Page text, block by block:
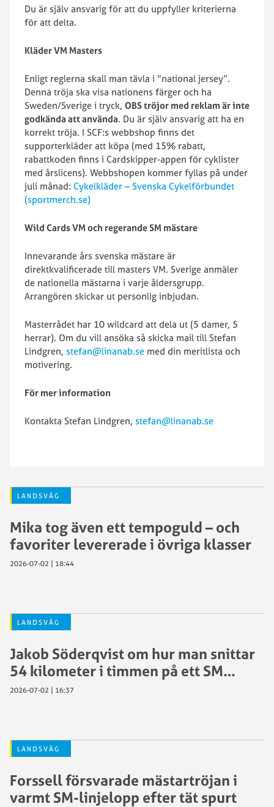
Du är själv ansvarig för att du uppfyller kriterierna
för att delta.
Kläder VM Masters
Enligt reglerna skall man tävla i ”national jersey”.
Denna tröja ska visa nationens färger och ha
Sweden/Sverige i tryck, OBS tröjor med reklam är inte
godkända att använda. Du är själv ansvarig att ha en
korrekt tröja. I SCF:s webbshop finns det
supporterkläder att köpa (med 15% rabatt,
rabattkoden finns i Cardskipper-appen för cyklister
med årslicens). Webbshopen kommer fyllas på under
juli månad: Cykelkläder – Svenska Cykelförbundet
(sportmerch.se)
Wild Cards VM och regerande SM mästare
Innevarande års svenska mästare är
direktkvalificerade till masters VM. Sverige anmäler
de nationella mästarna i varje åldersgrupp.
Arrangören skickar ut personlig inbjudan.
Masterrådet har 10 wildcard att dela ut (5 damer, 5
herrar). Om du vill ansöka så skicka mail till Stefan
Lindgren, stefan@linanab.se med din meritlista och
motivering.
För mer information
Kontakta Stefan Lindgren, stefan@linanab.se
LANDSVÄG
Mika tog även ett tempoguld – och
favoriter levererade i övriga klasser
2026-07-02 | 18:44
LANDSVÄG
Jakob Söderqvist om hur man snittar
54 kilometer i timmen på ett SM…
2026-07-02 | 16:37
LANDSVÄG
Forssell försvarade mästartröjan i
varmt SM-linjelopp efter tät spurt